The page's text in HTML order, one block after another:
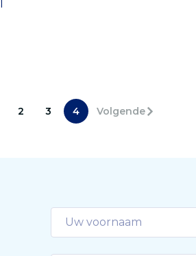
2 3 4 Volgende